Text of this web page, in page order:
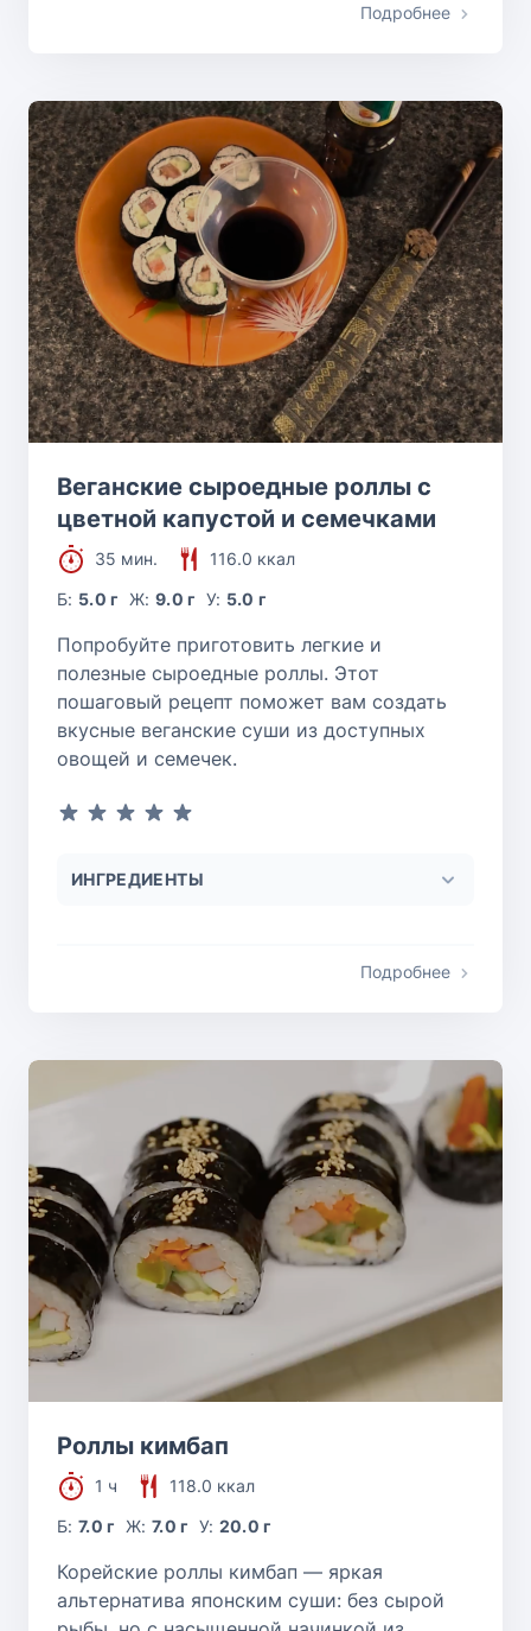
Подробнее
Веганские сыроедные роллы с
цветной капустой и семечками
35 мин.
116.0 ккал
Б: 5.0 г Ж: 9.0 г У: 5.0 г
Попробуйте приготовить легкие и
полезные сыроедные роллы. Этот
пошаговый рецепт поможет вам создать
вкусные веганские суши из доступных
овощей и семечек.
ИНГРЕДИЕНТЫ
Подробнее
Роллы кимбап
1 ч
118.0 ккал
Б:7.0 г Ж: 7.0 г У: 20.0 г
Корейские роллы кимбап — яркая
альтернатива японским суши: без сырой